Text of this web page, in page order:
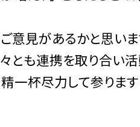
意見があるかと思い
も連携を取り合い活
杯尽力して参ります